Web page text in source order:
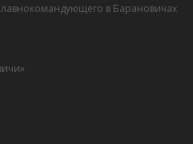
в Барановичах